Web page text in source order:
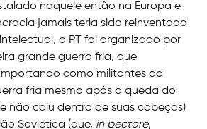
naquele então na Europa e
jamais teria sido reinventada
o PT foi organizado por
grande guerra fria, que
como militantes da
fria mesmo após a queda do
não caiu dentro de suas cabeças)
Soviética (que, in pectore,